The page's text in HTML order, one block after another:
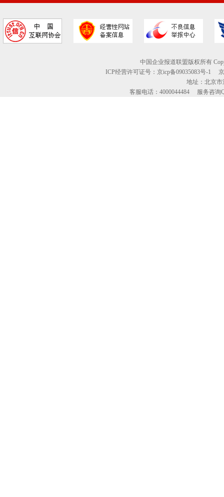
中国企业报道联盟版权所有
ICP经营许可证号：京icp备09035083号-1
地址：北京市
客服电话：4000044484 服务咨询